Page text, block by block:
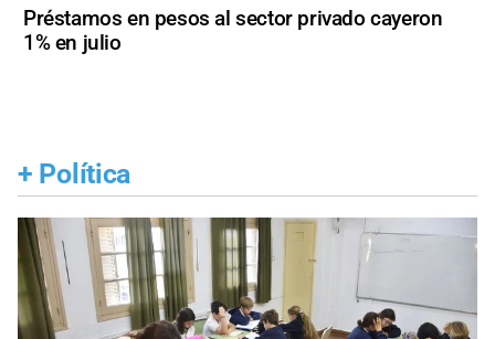
Préstamos en pesos al sector privado cayeron
1% en julio
+ Política